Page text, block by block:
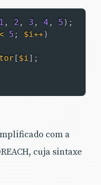
1 , 2 , 3 , 4 , 5 ) ;
5 ; $i ++ )
[ $i ] ;
com a
cuja sintaxe